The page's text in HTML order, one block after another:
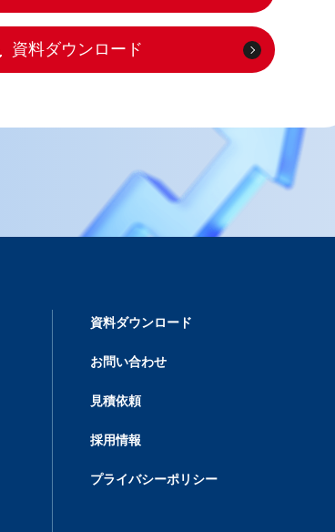
資料ダウンロード
資料ダウンロード
お問い合わせ
見積依頼
採用情報
プライバシーポリシー